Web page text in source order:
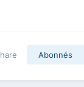
Abonnés